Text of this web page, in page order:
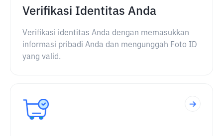
Verifikasi Identitas Anda
Verifikasi identitas Anda dengan memasukkan
informasi pribadi Anda dan mengunggah Foto ID
yang valid.